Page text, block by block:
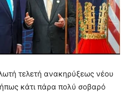
τελετή ανακηρύξεως νέου
κάτι πάρα πολύ σοβαρό